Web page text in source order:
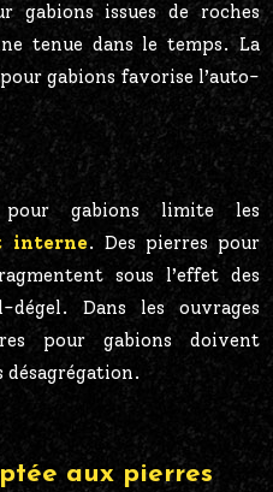
gabions issues de roches
tenue dans le temps. La
gabions favorise l’auto-
gabions limite les
interne. Des pierres pour
sous l’effet des
Dans les ouvrages
pour gabions doivent
aux pierres